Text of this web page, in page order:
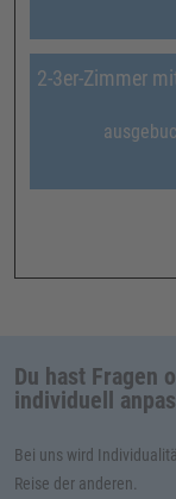
2-3er-Zimmer
Du hast Fragen
individuell
Bei uns wird
Reise der anderen.